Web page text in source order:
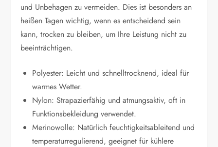
und Unbehagen zu vermeiden. Dies ist besonders an
heißen Tagen wichtig, wenn es entscheidend sein
kann, trocken zu bleiben, um Ihre Leistung nicht zu
beeinträchtigen.
Polyester: Leicht und schnelltrocknend, ideal für
warmes Wetter.
Nylon: Strapazierfähig und atmungsaktiv, oft in
Funktionsbekleidung verwendet.
Merinowolle: Natürlich feuchtigkeitsableitend und
temperaturregulierend, geeignet für kühlere